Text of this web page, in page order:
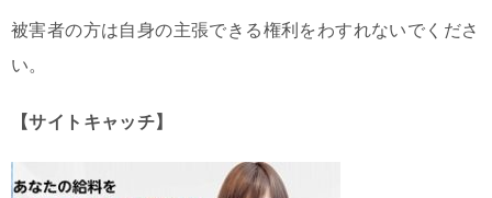
被害者の方は自身の主張できる権利をわすれないでくださ
い。
【サイトキャッチ】